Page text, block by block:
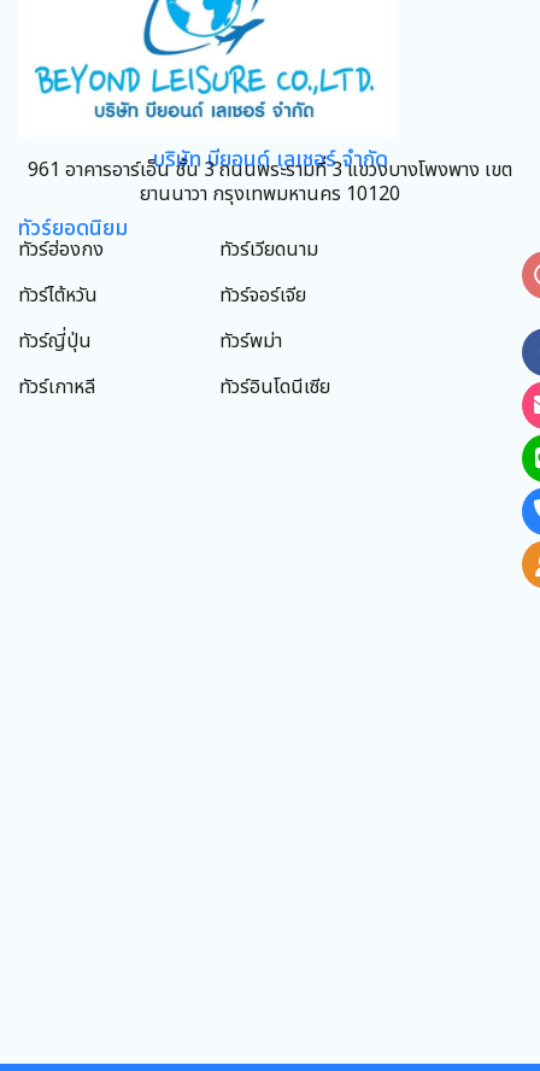
บริษัท บียอนด์ เลเชอร์ จำกัด
961 อาคารอาร์เอ็น ชั้น 3 ถนนพระรามที่ 3 แขวงบางโพงพาง เขต
ยานนาวา กรุงเทพมหานคร 10120
ทัวร์ยอดนิยม
ทัวร์ฮ่องกง
ทัวร์ไต้หวัน
ทัวร์ญี่ปุ่น
ทัวร์เกาหลี
ทัวร์เวียดนาม
ทัวร์จอร์เจีย
ทัวร์พม่า
ทัวร์อินโดนีเซีย